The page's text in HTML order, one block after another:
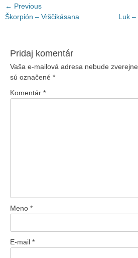
Navigácia
v
← Previous
Previous
Škorpión – Vrščikásana
Next
Luk –
Pridaj komentár
Vaša e-mailová adresa nebude
sú označené *
Komentár *
Meno *
E-mail *